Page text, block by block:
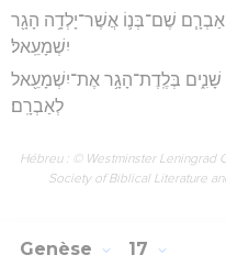
אַבְרָ֧ם שֶׁם־בְּנ֛וֹ אֲשֶׁר־יָלְדָ֥ה הָגָ֖ר
יִשְׁמָעֵֽאל׃
בְּלֶֽדֶת־הָגָ֥ר אֶת־יִשְׁמָעֵ֖אל
לְאַבְרָֽם׃
Hébreu : © Westminster Leningrad
Society of Biblical Literature
Genèse 17